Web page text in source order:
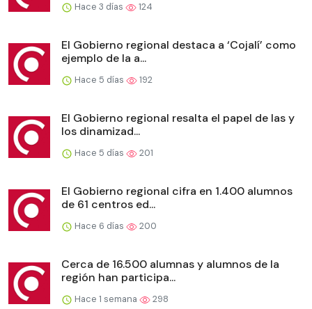
Hace 3 días 124
El Gobierno regional destaca a ‘Cojalí’ como
ejemplo de la a...
Hace 5 días 192
El Gobierno regional resalta el papel de las y
los dinamizad...
Hace 5 días 201
El Gobierno regional cifra en 1.400 alumnos
de 61 centros ed...
Hace 6 días 200
Cerca de 16.500 alumnas y alumnos de la
región han participa...
Hace 1 semana 298